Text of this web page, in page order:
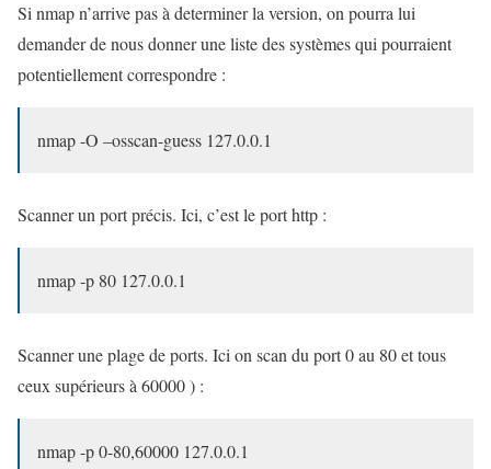
Si nmap n’arrive pas à determiner la version, on pourra lui
demander de nous donner une liste des systèmes qui pourraient
potentiellement correspondre :
nmap -O –osscan-guess 127.0.0.1
Scanner un port précis. Ici, c’est le port http :
nmap -p 80 127.0.0.1
Scanner une plage de ports. Ici on scan du port 0 au 80 et tous
ceux supérieurs à 60000 ) :
nmap -p 0-80,60000 127.0.0.1